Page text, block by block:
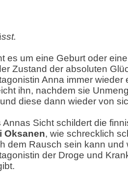
es um eine Geburt oder
Zustand der absoluten
Anna immer wieder
ihn, nachdem sie
diese dann wieder von
Annas Sicht schildert die
Oksanen, wie schrecklich
dem Rausch sein kann und
der Droge und